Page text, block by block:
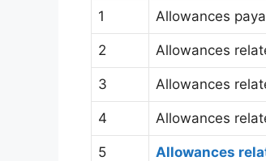
1 Allowances
2 Allowances
3 Allowances
4 Allowances
5 Allowances